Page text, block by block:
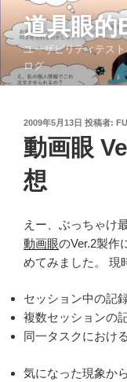
ン
テ
ツ
道具眼的
ユーザビリティテス
ログ
投
稿
日:
2009年5月13日 投稿者:
動画眼
想
えー、ぶっちゃけ
動画眼のVer.2製作
めてみました。 現
セッション中の記
複数セッションの
同一タスクにおけ
気になった現象か